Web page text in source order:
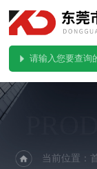
当前位置：